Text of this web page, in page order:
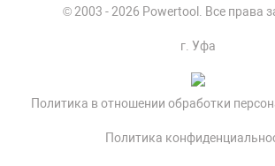
© 2003 - 2026 Powertool. Все права
г. Уфа
Политика в отношении обработки
Политика